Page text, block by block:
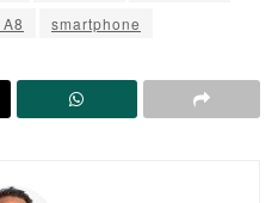
smartphone